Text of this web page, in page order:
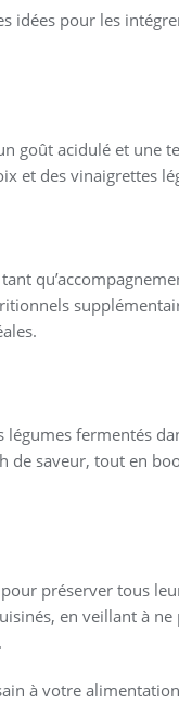
idées pour les
goût acidulé et une
et des vinaigrettes
fermentés
de saveur, tout en
préserver tous
en veillant à ne
à votre